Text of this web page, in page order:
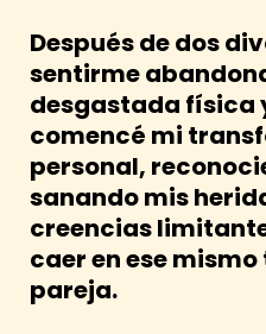
Después de dos
sentirme
desgastada física
comencé mi
personal,
sanando mis
creencias
caer en ese
pareja.